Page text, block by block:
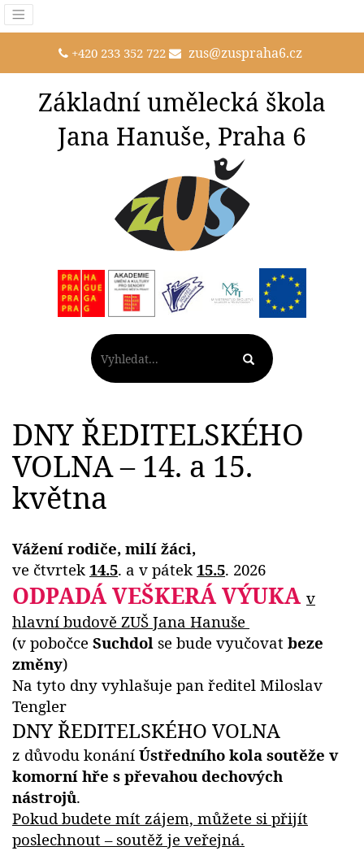
+420 233 352 722 zus@zuspraha6.cz
Základní umělecká škola
Jana Hanuše, Praha 6
DNY ŘEDITELSKÉHO
VOLNA – 14. a 15.
května
Vážení rodiče, milí žáci,
ve čtvrtek 14.5. a v pátek 15.5. 2026
ODPADÁ VEŠKERÁ VÝUKA v
hlavní budově ZUŠ Jana Hanuše
(v pobočce Suchdol se bude vyučovat beze
změny)
Na tyto dny vyhlašuje pan ředitel Miloslav
Tengler
DNY ŘEDITELSKÉHO VOLNA
z důvodu konání Ústředního kola soutěže v
komorní hře s převahou dechových
nástrojů.
Pokud budete mít zájem, můžete si přijít
poslechnout – soutěž je veřejná.